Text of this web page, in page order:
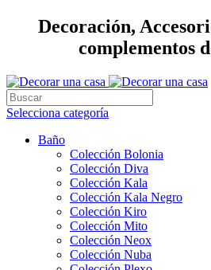
Decoración,
complementos
Selecciona categoría
Baño
Colección Bolonia
Colección Diva
Colección Kala
Colección Kala Negro
Colección Kiro
Colección Mito
Colección Neox
Colección Nuba